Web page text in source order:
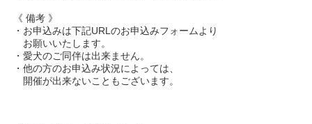
《 備考 》
・お申込みは下記URLのお申込みフォームより
お願いいたします。
・愛犬のご同伴は出来ません。
・他の方のお申込み状況によっては、
開催が出来ないこともございます。